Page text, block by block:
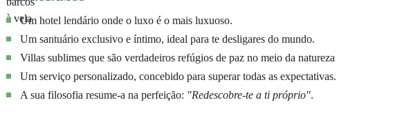
Um hotel lendário onde o luxo é o mais luxuoso.
Um santuário exclusivo e íntimo, ideal para te desligares do mundo.
Villas sublimes que são verdadeiros refúgios de paz no meio da natureza
Um serviço personalizado, concebido para superar todas as expectativas.
A sua filosofia resume-a na perfeição: "Redescobre-te a ti próprio".